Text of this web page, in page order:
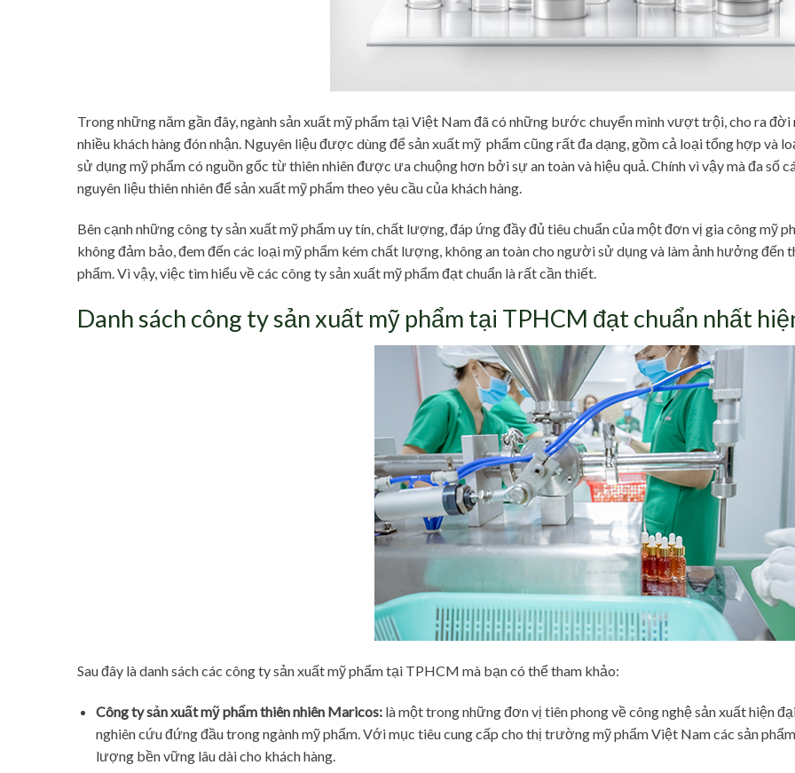
Trong những năm gần đây, ngành sản xuất mỹ phẩm tại Việt Nam đã có những bước chuyển mình vượt trội, cho ra
nhiều khách hàng đón nhận. Nguyên liệu được dùng để sản xuất mỹ phẩm cũng rất đa dạng, gồm cả loại tổng hợp và
sử dụng mỹ phẩm có nguồn gốc từ thiên nhiên được ưa chuộng hơn bởi sự an toàn và hiệu quả. Chính vì vậy mà đa số
nguyên liệu thiên nhiên để sản xuất mỹ phẩm theo yêu cầu của khách hàng.
Bên cạnh những công ty sản xuất mỹ phẩm uy tín, chất lượng, đáp ứng đầy đủ tiêu chuẩn của một đơn vị gia công mỹ
không đảm bảo, đem đến các loại mỹ phẩm kém chất lượng, không an toàn cho người sử dụng và làm ảnh hưởng đến
phẩm. Vì vậy, việc tìm hiểu về các công ty sản xuất mỹ phẩm đạt chuẩn là rất cần thiết.
Danh sách công ty sản xuất mỹ phẩm tại TPHCM đạt chuẩn nhất
Sau đây là danh sách các công ty sản xuất mỹ phẩm tại TPHCM mà bạn có thể tham khảo:
Công ty sản xuất mỹ phẩm thiên nhiên Maricos:là một trong những đơn vị tiên phong về công nghệ sản xuất hiện
nghiên cứu đứng đầu trong ngành mỹ phẩm. Với mục tiêu cung cấp cho thị trường mỹ phẩm Việt Nam các sản
lượng bền vững lâu dài cho khách hàng.